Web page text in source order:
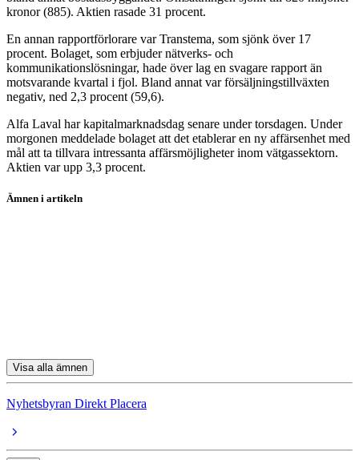
kronor (885). Aktien rasade 31 procent.
En annan rapportförlorare var Transtema, som sjönk över 17
procent. Bolaget, som erbjuder nätverks- och
kommunikationslösningar, hade över lag en svagare rapport än
motsvarande kvartal i fjol. Bland annat var försäljningstillväxten
negativ, ned 2,3 procent (59,6).
Alfa Laval har kapitalmarknadsdag senare under torsdagen. Under
morgonen meddelade bolaget att det etablerar en ny affärsenhet med
mål att ta tillvara intressanta affärsmöjligheter inom vätgassektorn.
Aktien var upp 3,3 procent.
Ämnen i artikeln
Visa alla ämnen
Nyhetsbyran Direkt Placera